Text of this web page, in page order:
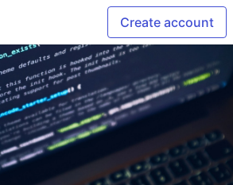
Create account